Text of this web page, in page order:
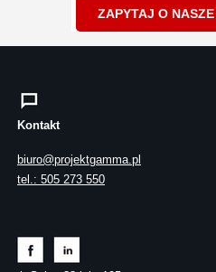
ZAPYTAJ O
Kontakt
biuro@projektgamma.pl
tel.: 505 273 550